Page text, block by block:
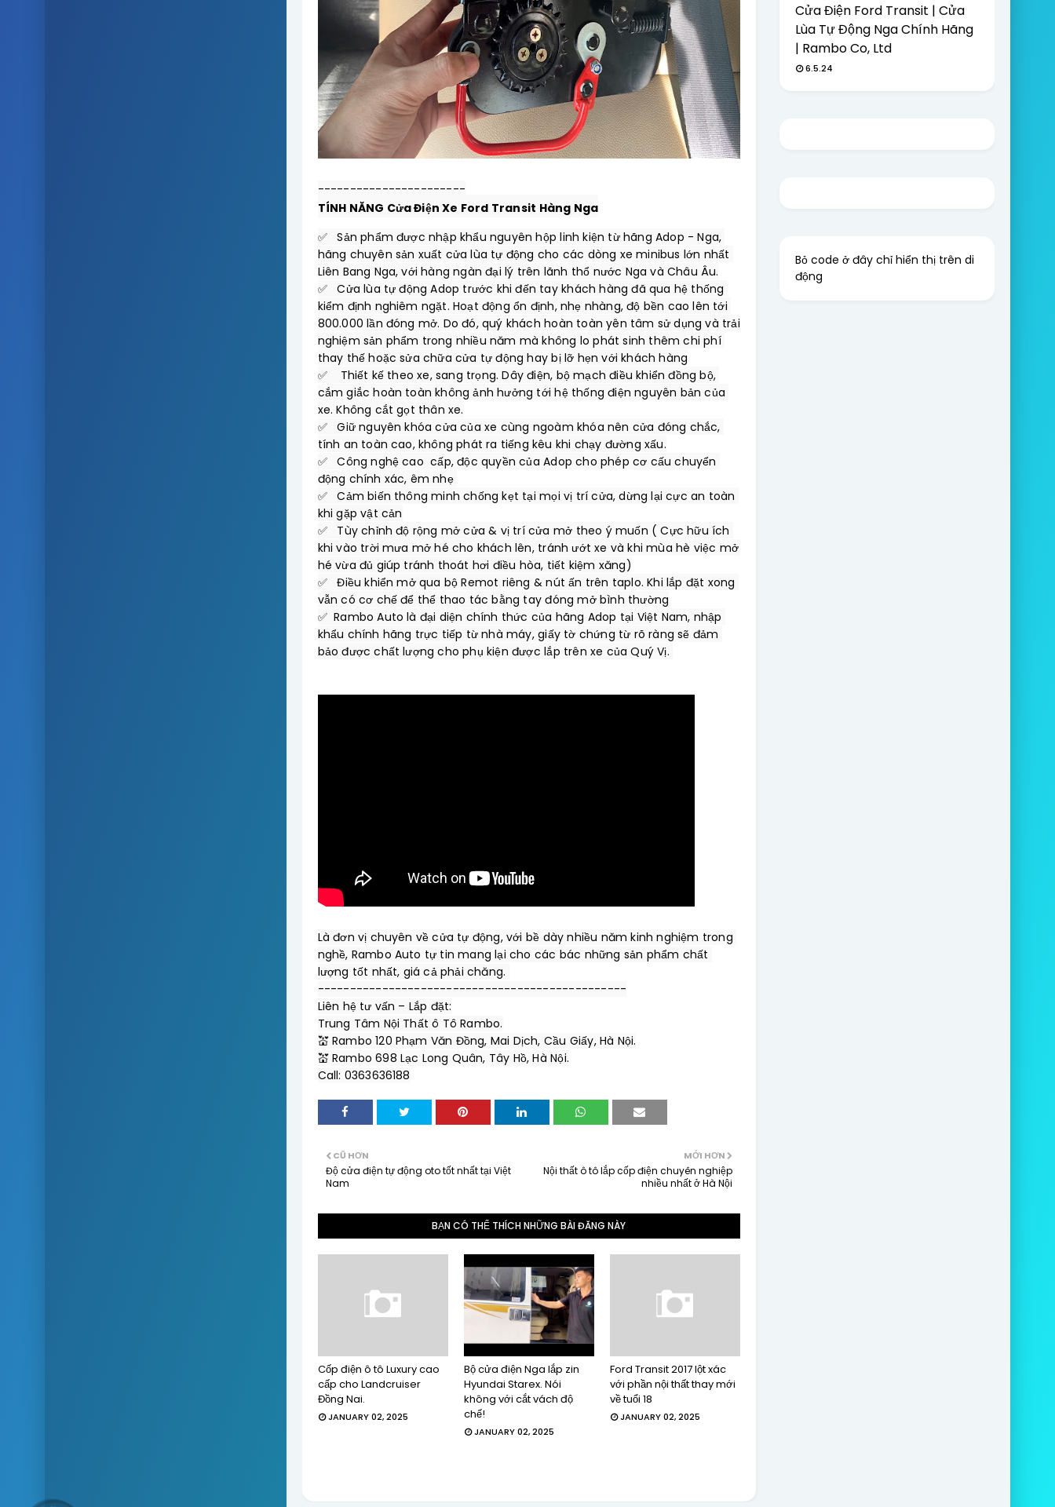
TÍNH NĂNG Cửa Điện Xe Ford Transit Hàng Nga
✅   Sản phẩm được nhập khẩu nguyên hộp linh kiện từ hãng Adop - Nga,
hãng chuyên sản xuất cửa lùa tự động cho các dòng xe minibus lớn nhất
Liên Bang Nga, với hàng ngàn đại lý trên lãnh thổ nước Nga và Châu Âu.
✅   Cửa lùa tự động Adop trước khi đến tay khách hàng đã qua hệ thống
kiểm định nghiêm ngặt. Hoạt động ổn định, nhẹ nhàng, độ bền cao lên tới
800.000 lần đóng mở. Do đó, quý khách hoàn toàn yên tâm sử dụng và trải
nghiệm sản phẩm trong nhiều năm mà không lo phát sinh thêm chi phí
thay thế hoặc sửa chữa cửa tự động hay bị lỡ hẹn với khách hàng
✅    Thiết kế theo xe, sang trọng. Dây điện, bộ mạch điều khiển đồng bộ,
cắm giắc hoàn toàn không ảnh hưởng tới hệ thống điện nguyên bản của
xe. Không cắt gọt thân xe.
✅   Giữ nguyên khóa cửa của xe cùng ngoàm khóa nên cửa đóng chắc,
tính an toàn cao, không phát ra tiếng kêu khi chạy đường xấu.
✅   Công nghệ cao  cấp, độc quyền của Adop cho phép cơ cấu chuyển
động chính xác, êm nhẹ
✅   Cảm biến thông minh chống kẹt tại mọi vị trí cửa, dừng lại cực an toàn
khi gặp vật cản
✅   Tùy chỉnh độ rộng mở cửa & vị trí cửa mở theo ý muốn ( Cực hữu ích
khi vào trời mưa mở hé cho khách lên, tránh ướt xe và khi mùa hè việc mở
hé vừa đủ giúp tránh thoát hơi điều hòa, tiết kiệm xăng)
✅   Điều khiển mở qua bộ Remot riêng & nút ấn trên taplo. Khi lắp đặt xong
vẫn có cơ chế để thể thao tác bằng tay đóng mở bình thường
✅  Rambo Auto là đại diện chính thức của hãng Adop tại Việt Nam, nhập
khẩu chính hãng trực tiếp từ nhà máy, giấy tờ chứng từ rõ ràng sẽ đảm
Là đơn vị chuyên về cửa tự động, với bề dày nhiều năm kinh nghiệm trong
nghề, Rambo Auto tự tin mang lại cho các bác những sản phẩm chất
------------------------------------------------
Liên hệ tư vấn – Lắp đặt:
Trung Tâm Nội Thất ô Tô Rambo.
💒 Rambo 120 Phạm Văn Đồng, Mai Dịch, Cầu Giấy, Hà Nội.
💒 Rambo 698 Lạc Long Quân, Tây Hồ, Hà Nội.
Call: 0363636188
MỚI HƠN
Nội thất ô tô lắp cốp điện chuyên nghiệp
nhiều nhất ở Hà Nội
CŨ HƠN
Độ cửa điện tự động oto tốt nhất tại Việt
Nam
BẠN CÓ THỂ THÍCH NHỮNG BÀI ĐĂNG NÀY
Cốp điện ô tô Luxury cao
cấp cho Landcruiser
Đồng Nai.
JANUARY 02, 2025
Bộ cửa điện Nga lắp zin
Hyundai Starex. Nói
không với cắt vách độ
chế!
JANUARY 02, 2025
Ford Transit 2017 lột xác
với phần nội thất thay mới
về tuổi 18
JANUARY 02, 2025
Cửa Điện Ford Transit | Cửa
Lùa Tự Động Nga Chính Hãng
| Rambo Co, Ltd
6.5.24
Bỏ code ở đây chỉ hiển thị trên di
động